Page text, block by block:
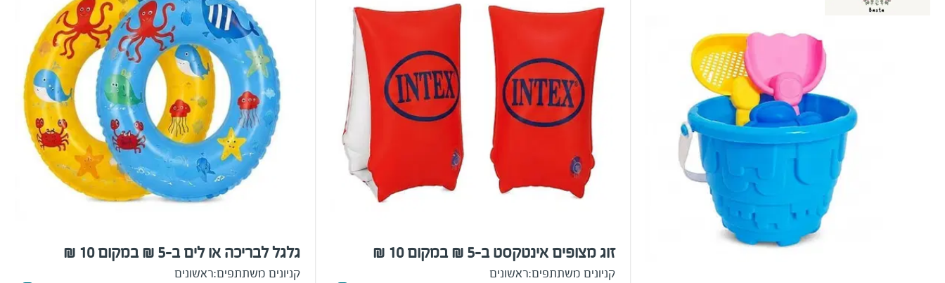
זוג מצופים אינטקסט ב-5 ₪ במקום 10 ₪
קניונים משתתפים:ראשונים
גלגל לבריכה או לים ב-5 ₪ במקום 10 ₪
קניונים משתתפים:ראשונים